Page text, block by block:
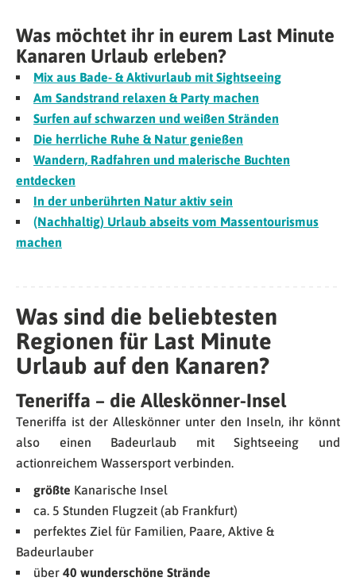
Was möchtet ihr in eurem Last Minute
Kanaren Urlaub erleben?
Mix aus Bade- & Aktivurlaub mit Sightseeing
Am Sandstrand relaxen & Party machen
Surfen auf schwarzen und weißen Stränden
Die herrliche Ruhe & Natur genießen
Wandern, Radfahren und malerische Buchten
entdecken
In der unberührten Natur aktiv sein
(Nachhaltig) Urlaub abseits vom Massentourismus
machen
Was sind die beliebtesten
Regionen für Last Minute
Urlaub auf den Kanaren?
Teneriffa – die Alleskönner-Insel
Teneriffa ist der Alleskönner unter den Inseln, ihr könnt
also einen Badeurlaub mit Sightseeing und
actionreichem Wassersport verbinden.
größte Kanarische Insel
ca. 5 Stunden Flugzeit (ab Frankfurt)
perfektes Ziel für Familien, Paare, Aktive &
Badeurlauber
über 40 wunderschöne Strände